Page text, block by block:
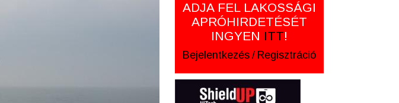
ADJA FEL LAKOSSÁGI
APRÓHIRDETÉSÉT
INGYEN ITT!
Bejelentkezés / Regisztráció